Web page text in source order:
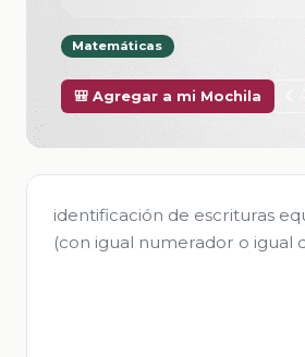
Matemáticas
🎒 Agregar a mi Mochila
identificación de escrituras
(con igual numerador o igual